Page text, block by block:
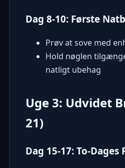
Dag 8-10: Første
Prøv at sove med
Hold nøglen
natligt ubehag
Uge 3: Udvidet
21)
Dag 15-17: To-Dages